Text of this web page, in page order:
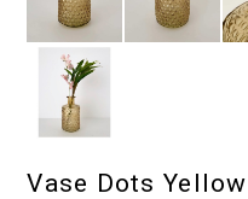
Vase Dots Yellow